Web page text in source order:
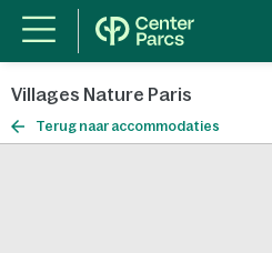
Villages Nature Paris
Terug naar accommodaties